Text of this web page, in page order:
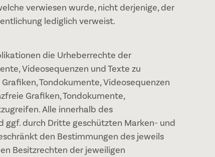
verwiesen wurde, nicht derjenige, der
lediglich verweist.
die Urheberrechte der
Videosequenzen und Texte zu
Tondokumente, Videosequenzen
Grafiken, Tondokumente,
Alle innerhalb des
durch Dritte geschützten Marken- und
den Bestimmungen des jeweils
Besitzrechten der jeweiligen